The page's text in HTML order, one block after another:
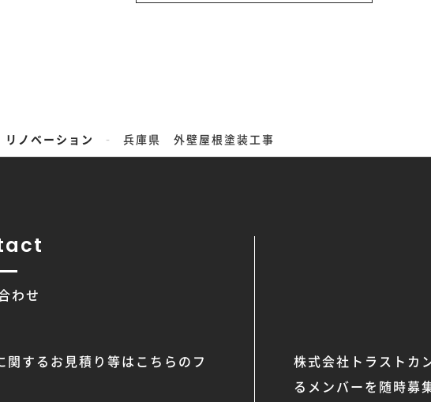
リノベーション - 兵庫県 外壁屋根塗装工事
わせ
するお見積り等はこちらのフ
株式会社トラストカ
るメンバーを随時募